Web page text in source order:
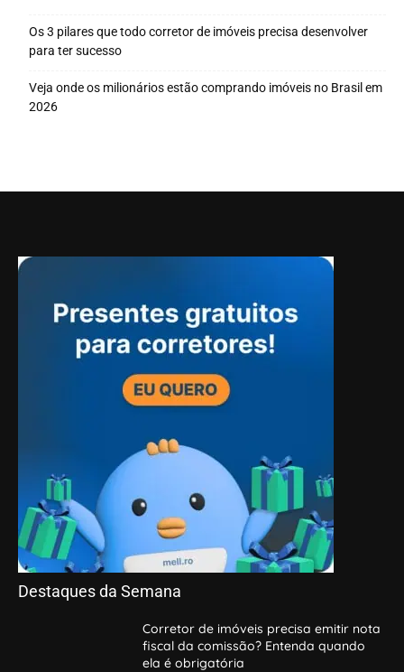
Os 3 pilares que todo corretor de imóveis precisa desenvolver
para ter sucesso
Veja onde os milionários estão comprando imóveis no Brasil em
2026
Destaques da Semana
Corretor de imóveis precisa emitir nota
fiscal da comissão? Entenda quando
ela é obrigatória